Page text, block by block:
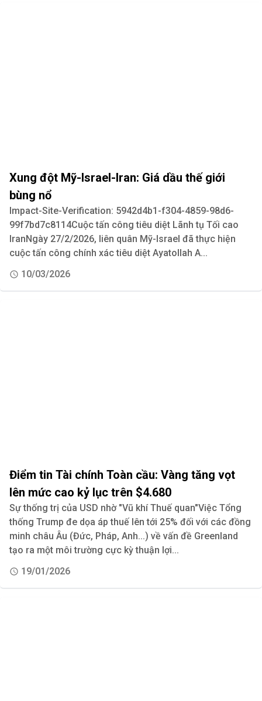
Xung đột Mỹ-Israel-Iran: Giá dầu thế giới
bùng nổ
Impact-Site-Verification: 5942d4b1-f304-4859-98d6-
99f7bd7c8114Cuộc tấn công tiêu diệt Lãnh tụ Tối cao
IranNgày 27/2/2026, liên quân Mỹ-Israel đã thực hiện
cuộc tấn công chính xác tiêu diệt Ayatollah A...
10/03/2026
Điểm tin Tài chính Toàn cầu: Vàng tăng vọt
lên mức cao kỷ lục trên $4.680
Sự thống trị của USD nhờ "Vũ khí Thuế quan"Việc Tổng
thống Trump đe dọa áp thuế lên tới 25% đối với các đồng
minh châu Âu (Đức, Pháp, Anh...) về vấn đề Greenland
tạo ra một môi trường cực kỳ thuận lợi...
19/01/2026